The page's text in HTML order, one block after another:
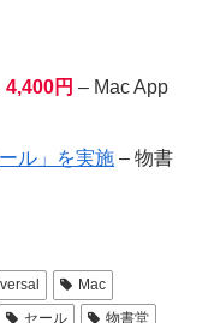
4,400円 – Mac App
ル」を実施 – 物書
Mac
セール 物書堂